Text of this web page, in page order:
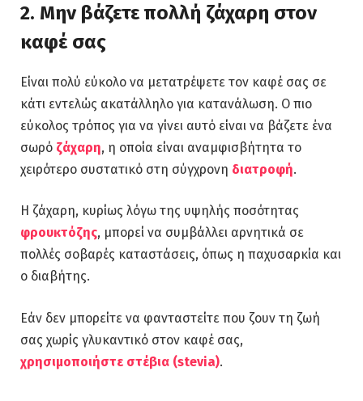
2. Μην βάζετε πολλή ζάχαρη στον
καφέ σας
Είναι πολύ εύκολο να μετατρέψετε τον καφέ σας σε
κάτι εντελώς ακατάλληλο για κατανάλωση. Ο πιο
εύκολος τρόπος για να γίνει αυτό είναι να βάζετε ένα
σωρό ζάχαρη, η οποία είναι αναμφισβήτητα το
χειρότερο συστατικό στη σύγχρονη διατροφή.
Η ζάχαρη, κυρίως λόγω της υψηλής ποσότητας
φρουκτόζης, μπορεί να συμβάλλει αρνητικά σε
πολλές σοβαρές καταστάσεις, όπως η παχυσαρκία και
ο διαβήτης.
Εάν δεν μπορείτε να φανταστείτε που ζουν τη ζωή
σας χωρίς γλυκαντικό στον καφέ σας,
χρησιμοποιήστε στέβια (stevia).